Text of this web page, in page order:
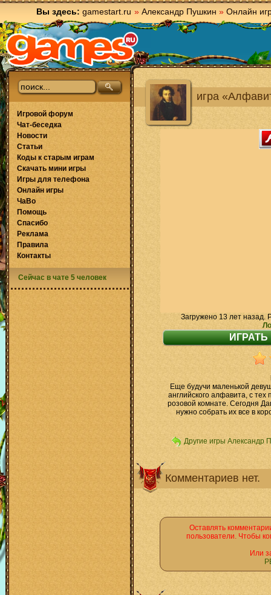
Вы здесь: gamestart.ru » Александр Пушкин » Онлайн
игра
Загружено 13 лет назад.
Еще будучи маленькой
английского алфавита, с
розовой комнате. Сегодня
нужно собрать их все в
Другие игры Александр
Комментариев нет.
Оставлять
пользователи. Чтобы
Или
Игровой форум
Чат-беседка
Новости
Статьи
Коды к старым играм
Скачать мини игры
Игры для телефона
Онлайн игры
ЧаВо
Помощь
Спасибо
Реклама
Правила
Контакты
Сейчас в чате 5 человек